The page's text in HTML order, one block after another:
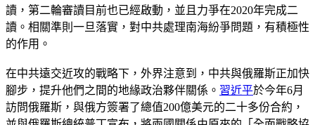
讀，第二輪審讀目前也已經啟動，並且力爭在2020年完成二
讀。相關準則一旦落實，對中共處理南海紛爭問題，有積極性
的作用。
在中共遠交近攻的戰略下，外界注意到，中共與俄羅斯正加快
腳步，提升他們之間的地緣政治夥伴關係。 習近平於今年6月
訪問俄羅斯，與俄方簽署了總值200億美元的二十多份合約，